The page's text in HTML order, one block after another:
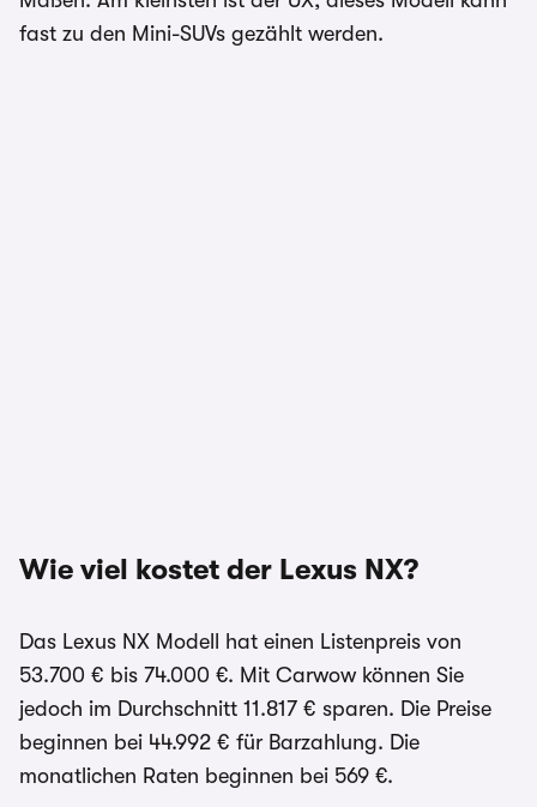
fast zu den Mini-SUVs gezählt werden.
Wie viel kostet der Lexus NX?
Das Lexus NX Modell hat einen Listenpreis von
53.700 € bis 74.000 €. Mit Carwow können Sie
jedoch im Durchschnitt 11.817 € sparen. Die Preise
beginnen bei 44.992 € für Barzahlung. Die
monatlichen Raten beginnen bei 569 €.